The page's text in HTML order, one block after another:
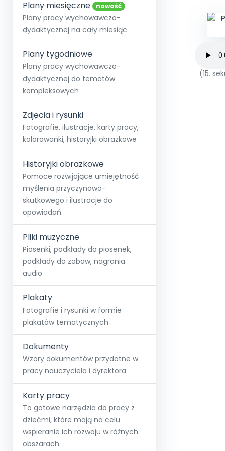
Społeczność
+48 12 631 04 10
kontakt@blizejprzedszkola.pl
O miesięczniku
Strona główna
O Akademii
Akademia
Poznaj pakiet MAX
Testuj przez 7 dni Pełen
Wszystkie projekty
Skontaktuj się
Dodaj wpis
Plany miesięczne nowość
Plany pracy wychowawczo-
dydaktycznej na cały miesiąc
Plany tygodniowe
Plany pracy wychowawczo-
dydaktycznej do tematów
kompleksowych
Zdjęcia i rysunki
Fotografie, ilustracje, karty pracy,
kolorowanki, historyjki obrazkowe
Historyjki obrazkowe
Pomoce rozwijające umiejętność
myślenia przyczynowo-
skutkowego i ilustracje do
opowiadań.
Pliki muzyczne
Piosenki, podkłady do piosenek,
podkłady do zabaw, nagrania
audio
Plakaty
Fotografie i rysunki w formie
plakatów tematycznych
Dokumenty
Wzory dokumentów przydatne w
pracy nauczyciela i dyrektora
Karty pracy
To gotowe narzędzia do pracy z
dziećmi, które mają na celu
wspieranie ich rozwoju w różnych
obszarach.
(15.